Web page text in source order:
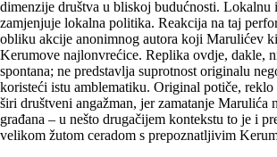
dimenzije društva u bliskoj budućnosti. Lokalnu
zamjenjuje lokalna politika. Reakcija na taj
obliku akcije anonimnog autora koji Marulićev
Kerumove najlonvrećice. Replika ovdje, dakle,
spontana; ne predstavlja suprotnost originalu
koristeći istu amblematiku. Original potiče, reklo
širi društveni angažman, jer zamatanje Marulića
građana – u nešto drugačijem kontekstu to je i
velikom žutom ceradom s prepoznatljivim